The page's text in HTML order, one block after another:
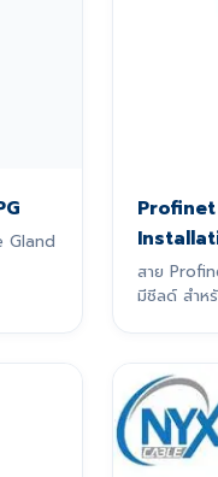
Gland
สาย
มีชีลด์ สำห